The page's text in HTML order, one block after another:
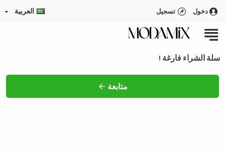
دخول تسجيل العربية
سلة الشراء فارغة !
متابعة